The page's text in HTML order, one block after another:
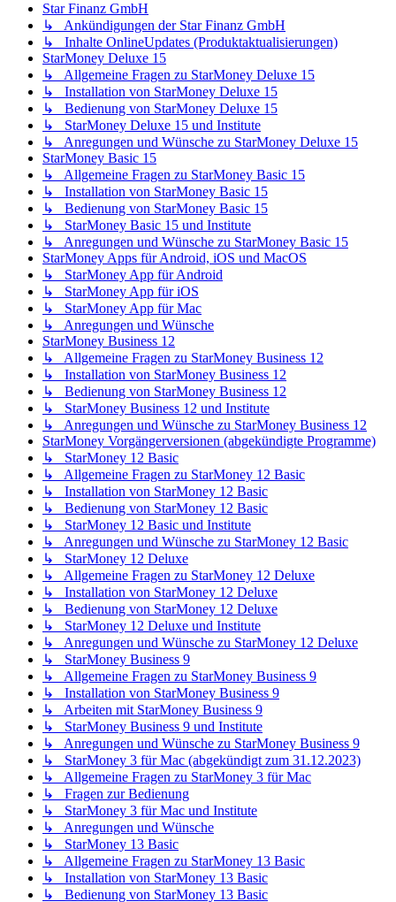
Star Finanz GmbH
↳ Ankündigungen der Star Finanz GmbH
↳ Inhalte OnlineUpdates (Produktaktualisierungen)
StarMoney Deluxe 15
↳ Allgemeine Fragen zu StarMoney Deluxe 15
↳ Installation von StarMoney Deluxe 15
↳ Bedienung von StarMoney Deluxe 15
↳ StarMoney Deluxe 15 und Institute
↳ Anregungen und Wünsche zu StarMoney Deluxe 15
StarMoney Basic 15
↳ Allgemeine Fragen zu StarMoney Basic 15
↳ Installation von StarMoney Basic 15
↳ Bedienung von StarMoney Basic 15
↳ StarMoney Basic 15 und Institute
↳ Anregungen und Wünsche zu StarMoney Basic 15
StarMoney Apps für Android, iOS und MacOS
↳ StarMoney App für Android
↳ StarMoney App für iOS
↳ StarMoney App für Mac
↳ Anregungen und Wünsche
StarMoney Business 12
↳ Allgemeine Fragen zu StarMoney Business 12
↳ Installation von StarMoney Business 12
↳ Bedienung von StarMoney Business 12
↳ StarMoney Business 12 und Institute
↳ Anregungen und Wünsche zu StarMoney Business 12
StarMoney Vorgängerversionen (abgekündigte Programme)
↳ StarMoney 12 Basic
↳ Allgemeine Fragen zu StarMoney 12 Basic
↳ Installation von StarMoney 12 Basic
↳ Bedienung von StarMoney 12 Basic
↳ StarMoney 12 Basic und Institute
↳ Anregungen und Wünsche zu StarMoney 12 Basic
↳ StarMoney 12 Deluxe
↳ Allgemeine Fragen zu StarMoney 12 Deluxe
↳ Installation von StarMoney 12 Deluxe
↳ Bedienung von StarMoney 12 Deluxe
↳ StarMoney 12 Deluxe und Institute
↳ Anregungen und Wünsche zu StarMoney 12 Deluxe
↳ StarMoney Business 9
↳ Allgemeine Fragen zu StarMoney Business 9
↳ Installation von StarMoney Business 9
↳ Arbeiten mit StarMoney Business 9
↳ StarMoney Business 9 und Institute
↳ Anregungen und Wünsche zu StarMoney Business 9
↳ StarMoney 3 für Mac (abgekündigt zum 31.12.2023)
↳ Allgemeine Fragen zu StarMoney 3 für Mac
↳ Fragen zur Bedienung
↳ StarMoney 3 für Mac und Institute
↳ Anregungen und Wünsche
↳ StarMoney 13 Basic
↳ Allgemeine Fragen zu StarMoney 13 Basic
↳ Installation von StarMoney 13 Basic
↳ Bedienung von StarMoney 13 Basic